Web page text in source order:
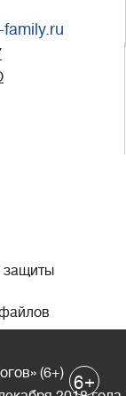
защиты
(6+)
6+